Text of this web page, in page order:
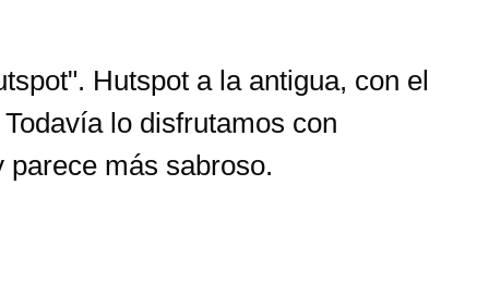
Hutspot a la antigua, con el
lo disfrutamos con
más sabroso.